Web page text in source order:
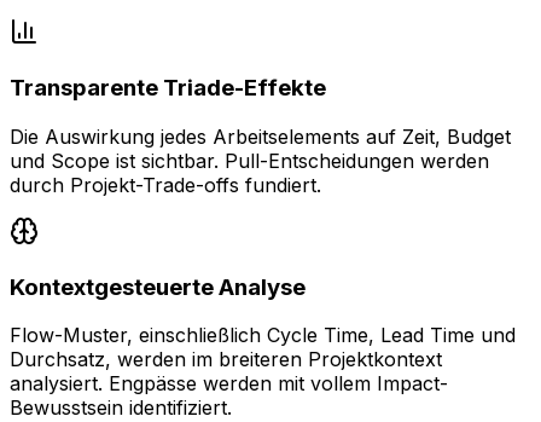
Transparente Triade-Effekte
Die Auswirkung jedes Arbeitselements auf Zeit, Budget
und Scope ist sichtbar. Pull-Entscheidungen werden
durch Projekt-Trade-offs fundiert.
Kontextgesteuerte Analyse
Flow-Muster, einschließlich Cycle Time, Lead Time und
Durchsatz, werden im breiteren Projektkontext
analysiert. Engpässe werden mit vollem Impact-
Bewusstsein identifiziert.